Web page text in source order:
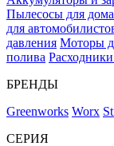
Пылесосы для дома
для
давления Моторы
полива
БРЕНДЫ
Greenworks Worx
СЕРИЯ